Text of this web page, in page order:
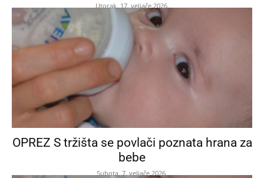
Utorak, 17. veljače 2026.
OPREZ S tržišta se povlači poznata hrana za
bebe
Subota, 7. veljače 2026.